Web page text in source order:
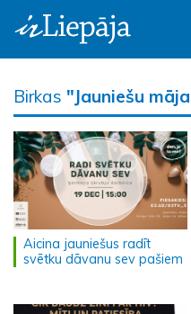
Birkas "Jauniešu
Aicina jauniešus radīt
svētku dāvanu sev pašiem